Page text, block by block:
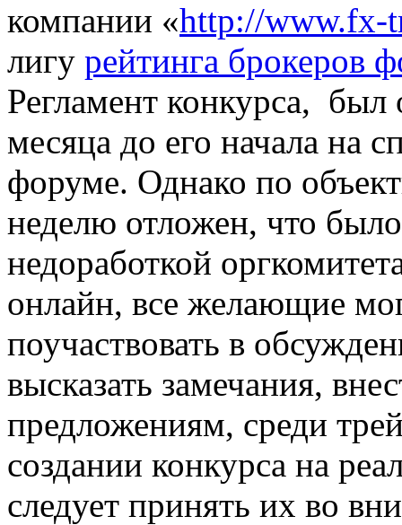
компании «http://www.fx-
лигу рейтинга брокеров
Регламент конкурса, был
месяца до его начала на
форуме. Однако по
неделю отложен, что
недоработкой
онлайн, все желающие
поучаствовать в
высказать замечания,
предложениям, среди
создании конкурса на
следует принять их во